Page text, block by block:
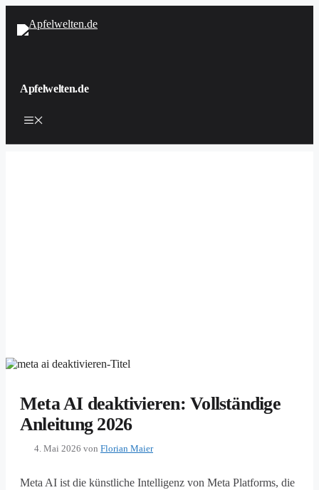
Inhalt
springen
Apfelwelten.de
Menü
Meta AI deaktivieren: Vollständige
Anleitung 2026
4. Mai 2026 von Florian Maier
Meta AI ist die künstliche Intelligenz von Meta Platforms, die